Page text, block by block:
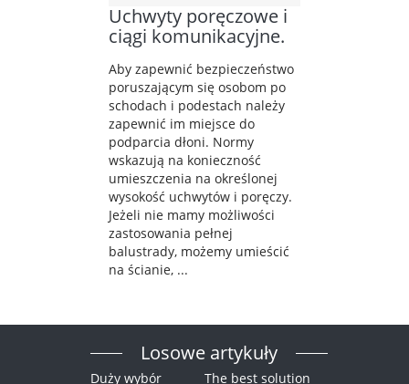
Uchwyty poręczowe i
ciągi komunikacyjne.
Aby zapewnić bezpieczeństwo
poruszającym się osobom po
schodach i podestach należy
zapewnić im miejsce do
podparcia dłoni. Normy
wskazują na konieczność
umieszczenia na określonej
wysokość uchwytów i poręczy.
Jeżeli nie mamy możliwości
zastosowania pełnej
balustrady, możemy umieścić
na ścianie, ...
Losowe artykuły
Duży wybór
The best solution